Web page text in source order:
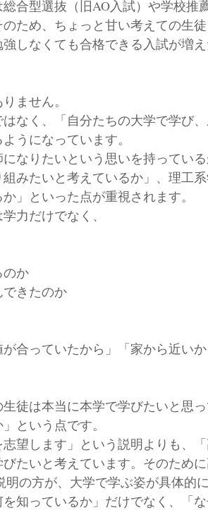
合型選抜（旧AO入試）や学校推
ため、ちょっと甘い考えての生
しなくても合格できる入試が増
ません。
なく、「自分たちの大学で学び
うになっています。
なりたいという思いを持ってい
みたいと考えているか」、理工
」といった点が重視されます。
力だけでなく、
のか
できたのか
合っていたから」「家から近い
徒は本当に本学で学びたいと思
という点です。
望します」という説明よりも、
たいと考えています。そのため
の方が、大学で学ぶ姿が具体的
知っているか」だけでなく、「